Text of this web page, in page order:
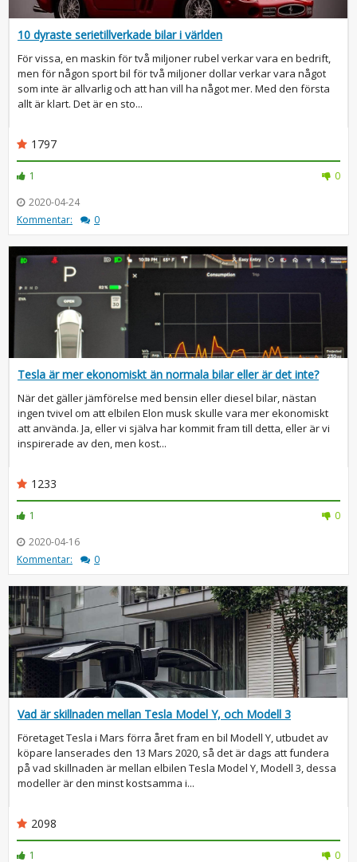
10 dyraste serietillverkade bilar i världen
För vissa, en maskin för två miljoner rubel verkar vara en bedrift,
men för någon sport bil för två miljoner dollar verkar vara något
som inte är allvarlig och att han vill ha något mer. Med den första
allt är klart. Det är en sto...
1797
1
0
2020-04-24
Kommentar:
0
Tesla är mer ekonomiskt än normala bilar eller är det inte?
När det gäller jämförelse med bensin eller diesel bilar, nästan
ingen tvivel om att elbilen Elon musk skulle vara mer ekonomiskt
att använda. Ja, eller vi själva har kommit fram till detta, eller är vi
inspirerade av den, men kost...
1233
1
0
2020-04-16
Kommentar:
0
Vad är skillnaden mellan Tesla Model Y, och Modell 3
Företaget Tesla i Mars förra året fram en bil Modell Y, utbudet av
köpare lanserades den 13 Mars 2020, så det är dags att fundera
på vad skillnaden är mellan elbilen Tesla Model Y, Modell 3, dessa
modeller är den minst kostsamma i...
2098
1 0